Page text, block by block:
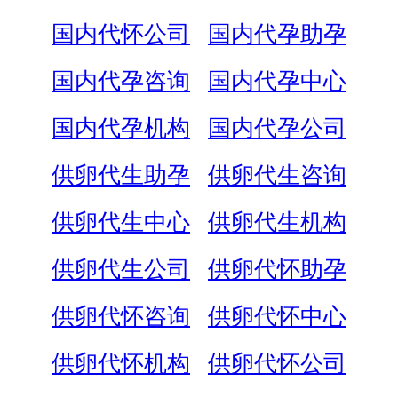
国内代怀公司
国内代孕助孕
国内代孕咨询
国内代孕中心
国内代孕机构
国内代孕公司
供卵代生助孕
供卵代生咨询
供卵代生中心
供卵代生机构
供卵代生公司
供卵代怀助孕
供卵代怀咨询
供卵代怀中心
供卵代怀机构
供卵代怀公司